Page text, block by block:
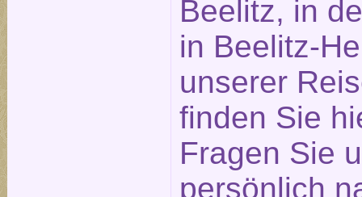
Beelitz, in
in Beelitz-
unserer
finden Sie
Fragen Sie
persönlich